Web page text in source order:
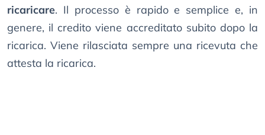
ricaricare. Il processo è rapido e semplice e, in
genere, il credito viene accreditato subito dopo la
ricarica. Viene rilasciata sempre una ricevuta che
attesta la ricarica.